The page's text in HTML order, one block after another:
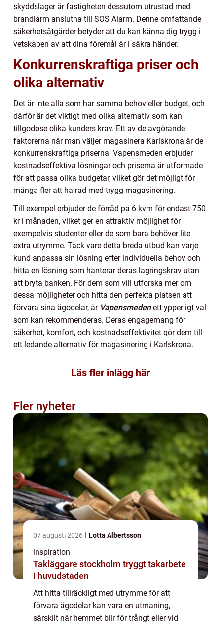
skyddslager är fastigheten dessutom utrustad med
brandlarm anslutna till SOS Alarm. Denne omfattande
säkerhetsåtgärder betyder att du kan känna dig trygg i
vetskapen av att dina föremål är i säkra händer.
Konkurrenskraftiga priser och
olika alternativ
Det är inte alla som har samma behov eller budget, och
därför är det viktigt med olika alternativ som kan
tillgodose olika kunders krav. Ett av de avgörande
faktorerna när man väljer magasinera Karlskrona är de
konkurrenskraftiga priserna. Vapensmeden erbjuder
kostnadseffektiva lösningar och priserna är utformade
för att passa olika budgetar, vilket gör det möjligt för
många fler att ha råd med trygg magasinering.
Till exempel erbjuder de förråd på 6 kvm för endast 750
kr i månaden, vilket ger en attraktiv möjlighet för
exempelvis studenter eller de som bara behöver lite
extra utrymme. Tack vare detta breda utbud kan varje
kund anpassa sin lösning efter individuella behov och
hitta en lösning som hanterar deras lagringskrav utan
att bryta banken. För dem som vill utforska mer om
dessa möjligheter och hitta den perfekta platsen att
förvara sina ägodelar, är Vapensmeden ett ypperligt val
som kan rekommenderas. Deras engagemang för
säkerhet, komfort, och kostnadseffektivitet gör dem till
ett ledande alternativ för magasinering i Karlskrona.
Läs fler inlägg här
Fler nyheter
07 augusti 2026 Lotta Albertsson
inspiration
Takläggare stockholm tryggt takarbete
i huvudstaden
Att hitta tillräckligt med utrymme för att
förvara ägodelar kan vara en utmaning,
särskilt när hemmet blir för trångt eller vid